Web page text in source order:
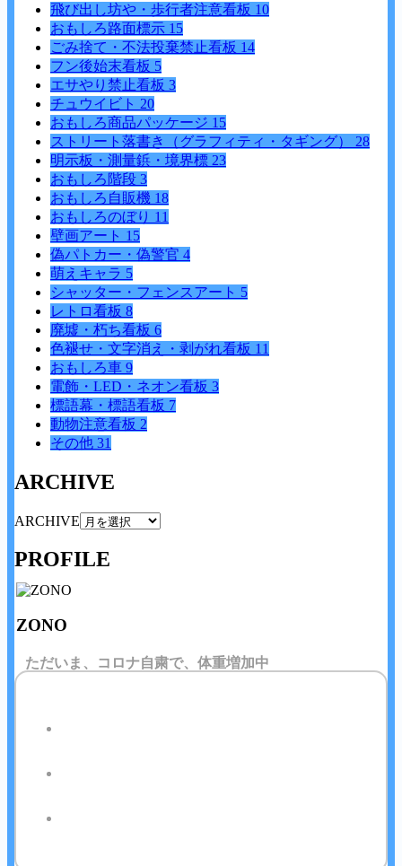
飛び出し坊や・歩行者注意看板 10
おもしろ路面標示 15
ごみ捨て・不法投棄禁止看板 14
フン後始末看板 5
エサやり禁止看板 3
チュウイビト 20
おもしろ商品パッケージ 15
ストリート落書き（グラフィティ・タギング） 28
明示板・測量鋲・境界標 23
おもしろ階段 3
おもしろ自販機 18
おもしろのぼり 11
壁画アート 15
偽パトカー・偽警官 4
萌えキャラ 5
シャッター・フェンスアート 5
レトロ看板 8
廃墟・朽ち看板 6
色褪せ・文字消え・剥がれ看板 11
おもしろ車 9
電飾・LED・ネオン看板 3
標語幕・標語看板 7
動物注意看板 2
その他 31
ARCHIVE
ARCHIVE
PROFILE
ZONO
ただいま、コロナ自粛で、体重増加中